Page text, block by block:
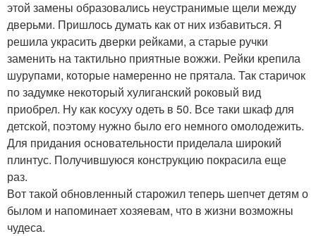
этой замены образовались неустранимые щели между
дверьми. Пришлось думать как от них избавиться. Я
решила украсить дверки рейками, а старые ручки
заменить на тактильно приятные вожжи. Рейки крепила
шурупами, которые намеренно не прятала. Так старичок
по задумке некоторый хулиганский роковый вид
приобрел. Ну как косуху одеть в 50. Все таки шкаф для
детской, поэтому нужно было его немного омолодежить.
Для придания основательности приделала широкий
плинтус. Получившуюся конструкцию покрасила еще
раз.
Вот такой обновленный старожил теперь шепчет детям о
былом и напоминает хозяевам, что в жизни возможны
чудеса.